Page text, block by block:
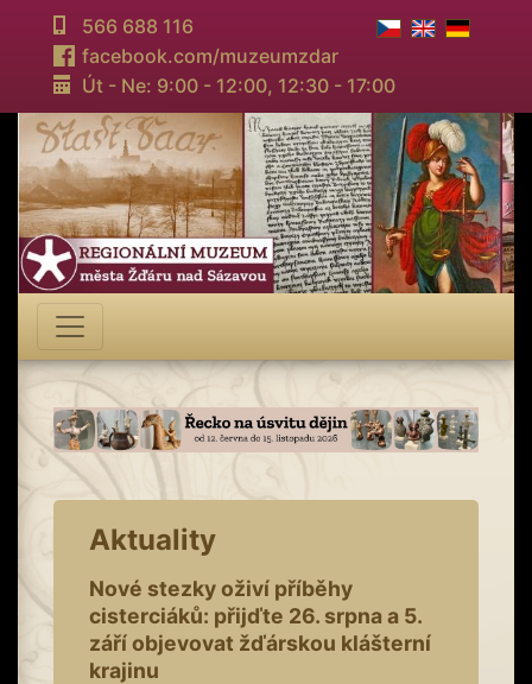
566 688 116
facebook.com/muzeumzdar
Út - Ne: 9:00 - 12:00, 12:30 - 17:00
Aktuality
Nové stezky oživí příběhy
cisterciáků: přijďte 26. srpna a 5.
září objevovat žďárskou klášterní
krajinu